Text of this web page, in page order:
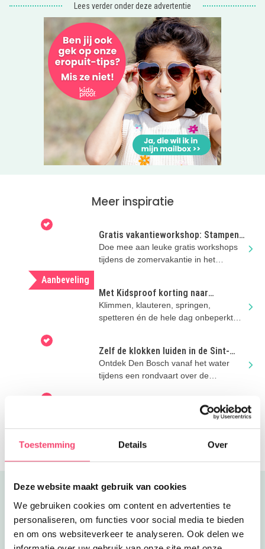
Toestemming Details Over
Deze website maakt gebruik van cookies
We gebruiken cookies om content en advertenties te
personaliseren, om functies voor social media te bieden
en om ons websiteverkeer te analyseren. Ook delen we
Lees verder onder deze advertentie
Meer inspiratie
Gratis vakantieworkshop: Stampen,
bouwen, groeien
Doe mee aan leuke gratis workshops
tijdens de zomervakantie in het
Aanbeveling
Met Kidsproof korting naar
Duinoord in Helvoirt
Klimmen, klauteren, springen,
spetteren én de hele dag onbeperkt
Zelf de klokken luiden in de Sint-
Jan? Dat kan!
Ontdek Den Bosch vanaf het water
tijdens een rondvaart over de
Ga op avontuur bij het Nationaal
stoere activiteiten